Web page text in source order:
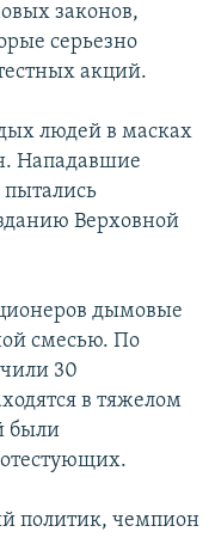
законов,
серьезно
акций.
людей в масках
Нападавшие
Верховной
дымовые
смесью. По
30
в тяжелом
были
политик, чемпион